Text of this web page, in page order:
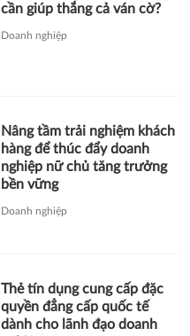
cần giúp thắng cả ván cờ?
Doanh nghiệp
Nâng tầm trải nghiệm khách
hàng để thúc đẩy doanh
nghiệp nữ chủ tăng trưởng
bền vững
Doanh nghiệp
Thẻ tín dụng cung cấp đặc
quyền đẳng cấp quốc tế
dành cho lãnh đạo doanh